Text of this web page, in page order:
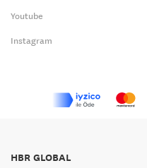
Youtube
Instagram
HBR GLOBAL